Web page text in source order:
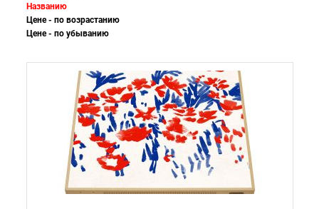
Названию
Цене - по возрастанию
Цене - по убыванию